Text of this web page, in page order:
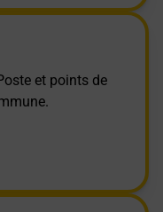
et points de